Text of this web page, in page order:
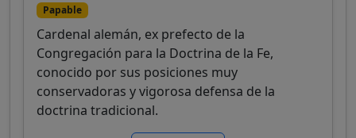
Papable
Cardenal alemán, ex prefecto de la
Congregación para la Doctrina de la Fe,
conocido por sus posiciones muy
conservadoras y vigorosa defensa de la
doctrina tradicional.